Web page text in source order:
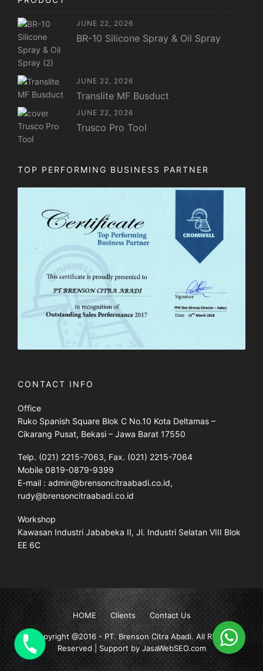
JUNE 22, 2026
BR-10 Silicone Spray & Oil Spray
JUNE 22, 2026
Translite MF Busduct
JUNE 22, 2026
Trusco Pro Tool
TOP PERFORMING BUSINESS PARTNER
CONTACT INFO
Office
Ruko Spanish Square Blok C No.10 Kota Deltamas –
Cikarang Pusat, Bekasi – Jawa Barat 17550
Telp. (021) 2215-7063, Fax. (021) 2215-7064
Mobile 0819-0879-9399
E-mail : admin@brensoncitraabadi.co.id,
rudy@brensoncitraabadi.co.id
Workshop
Kawasan Industri Jababeka II, Jl. Industri Selatan VIII Blok
EE 6C
HOME Clients Contact Us
Copyright @2016 -PT. Brenson Citra Abadi. All Rights
Reserved | Support by JasaWebSEO.com